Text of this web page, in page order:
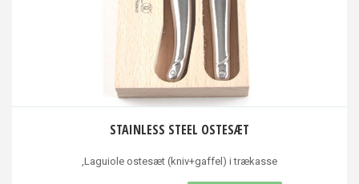
STAINLESS STEEL OSTESÆT
,Laguiole ostesæt (kniv+gaffel) i trækasse